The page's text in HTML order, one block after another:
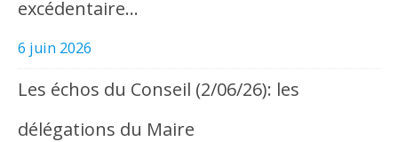
excédentaire…
6 juin 2026
Les échos du Conseil (2/06/26): les
délégations du Maire